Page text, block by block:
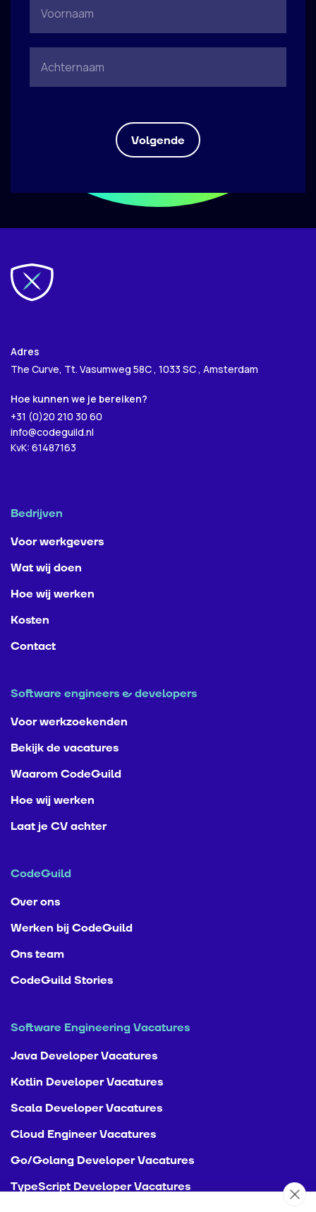
Volgende
Verzenden
Adres
The Curve, Tt. Vasumweg 58C , 1033 SC , Amsterdam
Hoe kunnen we je bereiken?
+31 (0)20 210 30 60
info@codeguild.nl
KvK: 61487163
Bedrijven
Voor werkgevers
Wat wij doen
Hoe wij werken
Kosten
Contact
Software engineers & developers
Voor werkzoekenden
Bekijk de vacatures
Waarom CodeGuild
Hoe wij werken
Laat je CV achter
CodeGuild
Over ons
Werken bij CodeGuild
Ons team
CodeGuild Stories
Software Engineering Vacatures
Java Developer Vacatures
Kotlin Developer Vacatures
Scala Developer Vacatures
Cloud Engineer Vacatures
Go/Golang Developer Vacatures
TypeScript Developer Vacatures